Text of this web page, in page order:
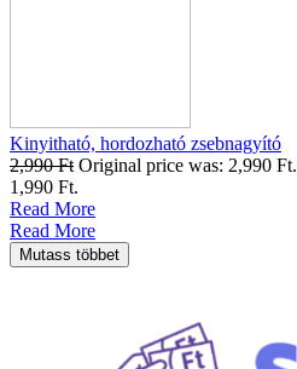
Kinyitható, hordozható zsebnagyító
2,990Ft Original price was: 2,990 Ft.
1,990 Ft.
Read More
Read More
Mutass többet